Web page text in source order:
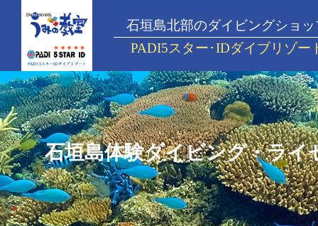
石垣島北部のダイビングショッ
PADI5スター･IDダイブリゾー
石垣島体験ダイビング・ライ